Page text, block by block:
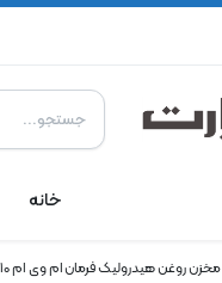
خانه
مخزن روغن هیدرولیک فرمان ام وی ام 110